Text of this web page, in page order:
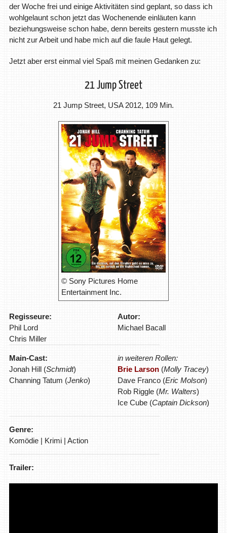
der Woche frei und einige Aktivitäten sind geplant, so dass ich
wohlgelaunt schon jetzt das Wochenende einläuten kann
beziehungsweise schon habe, denn bereits gestern musste ich
nicht zur Arbeit und habe mich auf die faule Haut gelegt.
Jetzt aber erst einmal viel Spaß mit meinen Gedanken zu:
21 Jump Street
21 Jump Street, USA 2012, 109 Min.
© Sony Pictures Home
Entertainment Inc.
Regisseure:
Phil Lord
Chris Miller
Autor:
Michael Bacall
Main-Cast:
Jonah Hill (Schmidt)
Channing Tatum (Jenko)
in weiteren Rollen:
Brie Larson (Molly Tracey)
Dave Franco (Eric Molson)
Rob Riggle (Mr. Walters)
Ice Cube (Captain Dickson)
Genre:
Komödie | Krimi | Action
Trailer: